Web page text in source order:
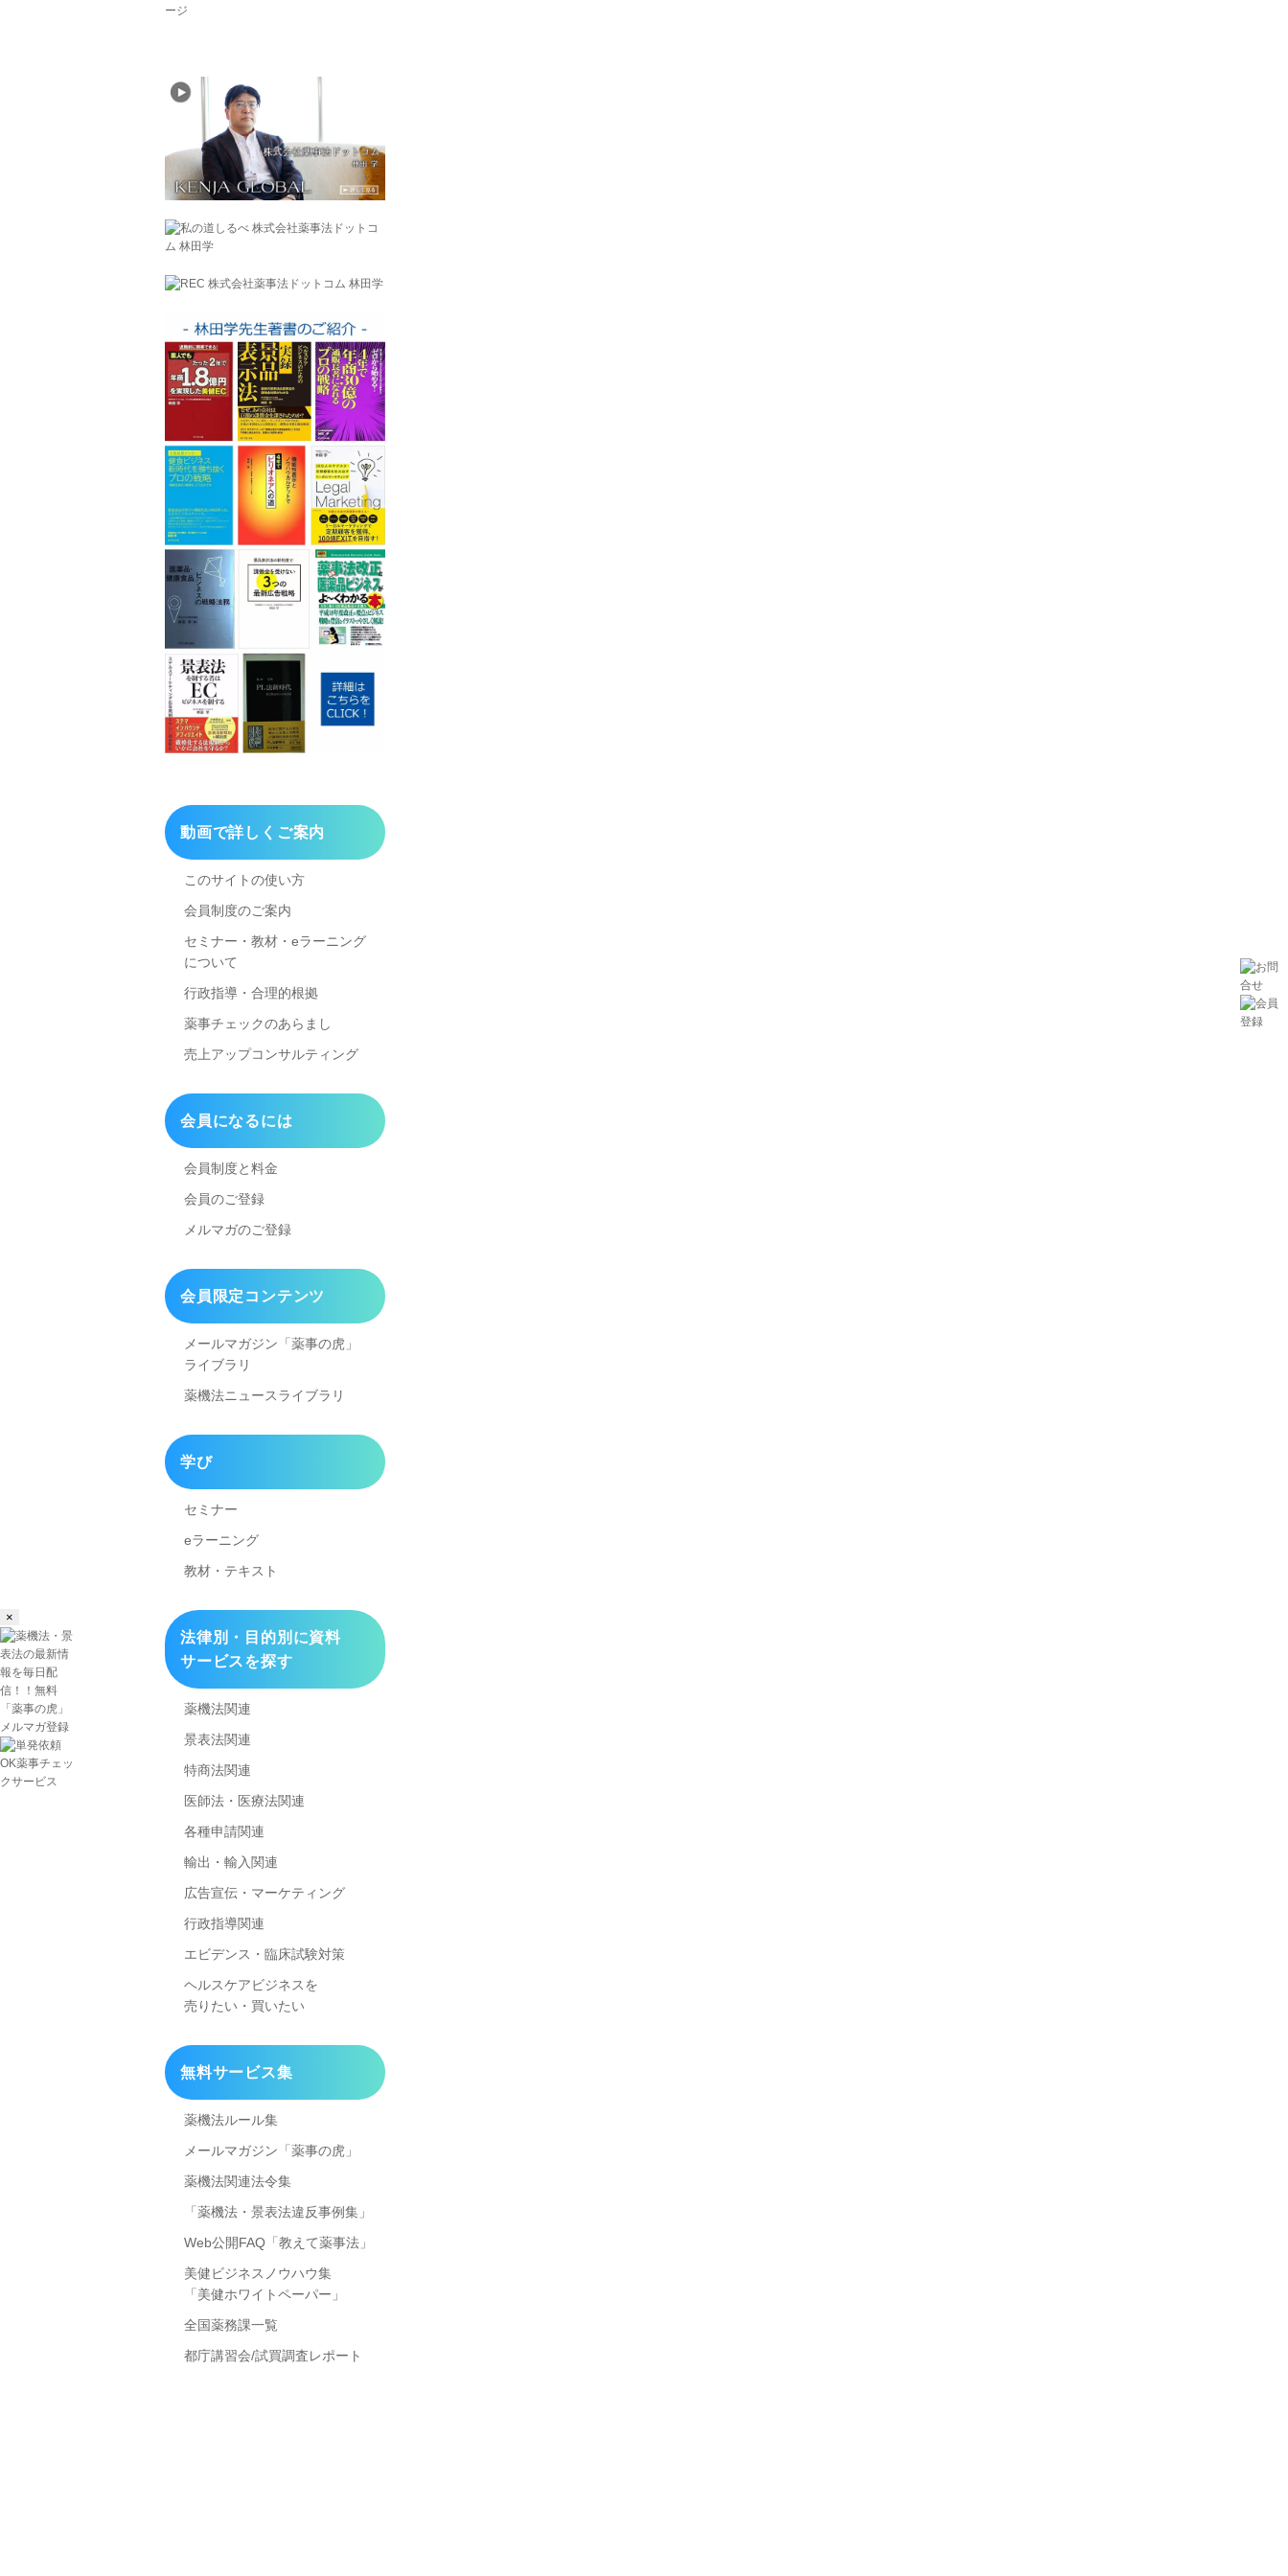
×
動画で詳しくご案内
このサイトの使い方
会員制度のご案内
セミナー・教材・eラーニング
について
行政指導・合理的根拠
薬事チェックのあらまし
売上アップコンサルティング
会員になるには
会員制度と料金
会員のご登録
メルマガのご登録
会員限定コンテンツ
メールマガジン「薬事の虎」
ライブラリ
薬機法ニュースライブラリ
学び
セミナー
eラーニング
教材・テキスト
法律別・目的別に資料
サービスを探す
薬機法関連
景表法関連
特商法関連
医師法・医療法関連
各種申請関連
輸出・輸入関連
広告宣伝・マーケティング
行政指導関連
エビデンス・臨床試験対策
ヘルスケアビジネスを
売りたい・買いたい
無料サービス集
薬機法ルール集
メールマガジン「薬事の虎」
薬機法関連法令集
「薬機法・景表法違反事例集」
Web公開FAQ「教えて薬事法」
美健ビジネスノウハウ集
「美健ホワイトペーパー」
全国薬務課一覧
都庁講習会/試買調査レポート